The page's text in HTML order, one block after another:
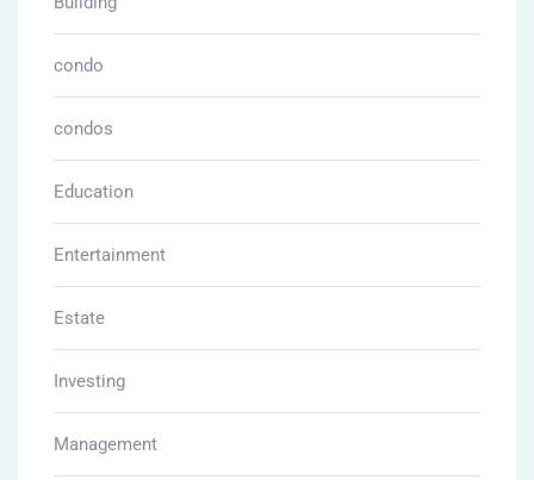
condo
condos
Education
Entertainment
Estate
Investing
Management